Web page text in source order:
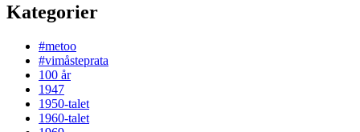
Kategorier
#metoo
#vimåsteprata
100 år
1947
1950-talet
1960-talet